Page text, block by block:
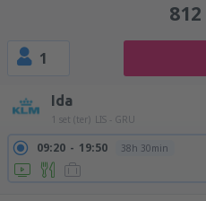
812
1
Ida
1 set (ter) LIS - GRU
09:20 19:50 38h 30min